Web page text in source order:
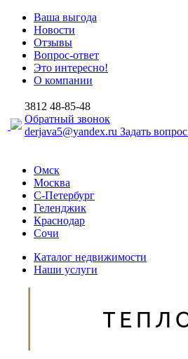
Ваша выгода
Новости
Отзывы
Вопрос-ответ
Это интересно!
О компании
3812 48-85-48
Обратный звонок
derjava5@yandex.ru Задать вопрос
Омск
Москва
С-Петербург
Геленджик
Краснодар
Сочи
Каталог недвижимости
Наши услуги